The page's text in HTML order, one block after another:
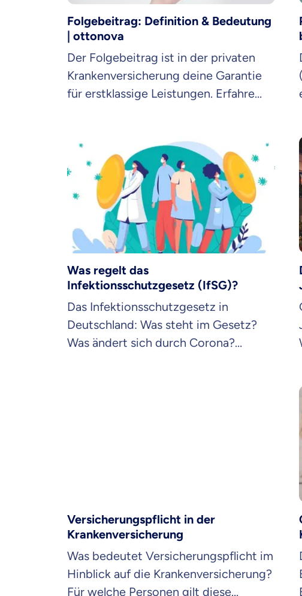
Folgebeitrag: Definition & Bedeutung
| ottonova
Der Folgebeitrag ist in der privaten
Krankenversicherung deine Garantie
für erstklassige Leistungen. Erfahre
Was regelt das
Infektionsschutzgesetz (IfSG)?
Das Infektionsschutzgesetz in
Deutschland: Was steht im Gesetz?
Was ändert sich durch Corona?
Versicherungspflicht in der
Krankenversicherung
Was bedeutet Versicherungspflicht im
Hinblick auf die Krankenversicherung?
Für welche Personen gilt diese
Mit dem Abschicken meiner Daten